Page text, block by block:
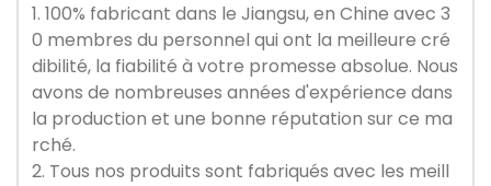
1. 100% fabricant dans le Jiangsu, en Chine avec 3
0 membres du personnel qui ont la meilleure cré
dibilité, la fiabilité à votre promesse absolue. Nous
avons de nombreuses années d'expérience dans
la production et une bonne réputation sur ce ma
rché.
2. Tous nos produits sont fabriqués avec les meill